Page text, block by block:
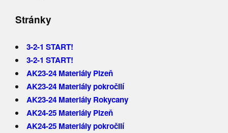
Stránky
3-2-1 START!
3-2-1 START!
AK23-24 Materiály Plzeň
AK23-24 Materiály pokročilí
AK23-24 Materiály Rokycany
AK24-25 Materiály Plzeň
AK24-25 Materiály pokročilí